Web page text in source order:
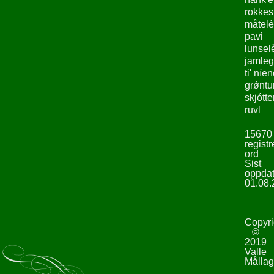
pavi
ti'
ruvl
15670
ord
Sist
©
2019
Valle
Mållag